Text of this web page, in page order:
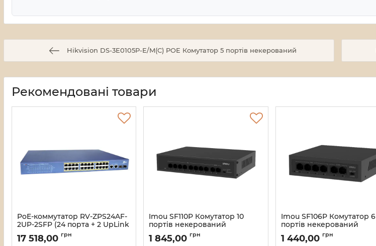
Hikvision DS-3E0105P-E/M(C) POE Комутатор 5 портів некерований
Рекомендовані товари
PoE-коммутатор RV-ZPS24AF-
2UP-2SFP (24 порта + 2 UpLink
Артикул:A000280
17 518,00 грн
Imou SF110P Комутатор 10
портів некерований
Артикул:16_119588
1 845,00 грн
Imou SF106P Комутатор 6
портів некерований
Артикул: 16_119587
1 440,00 грн